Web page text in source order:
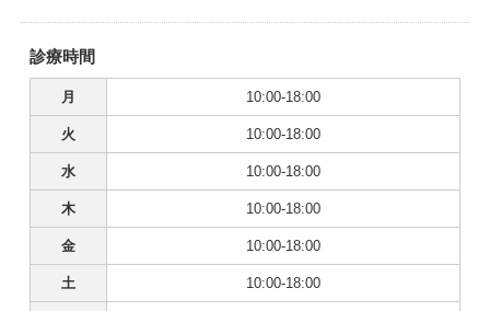
診療時間
月 10:00-18:00
火 10:00-18:00
水 10:00-18:00
木 10:00-18:00
金 10:00-18:00
土 10:00-18:00